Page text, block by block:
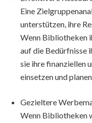
Eine
unterstützen, ihre
Wenn Bibliotheken
auf die Bedürfnisse
sie ihre finanziellen
einsetzen und
Gezieltere
Wenn Bibliotheken